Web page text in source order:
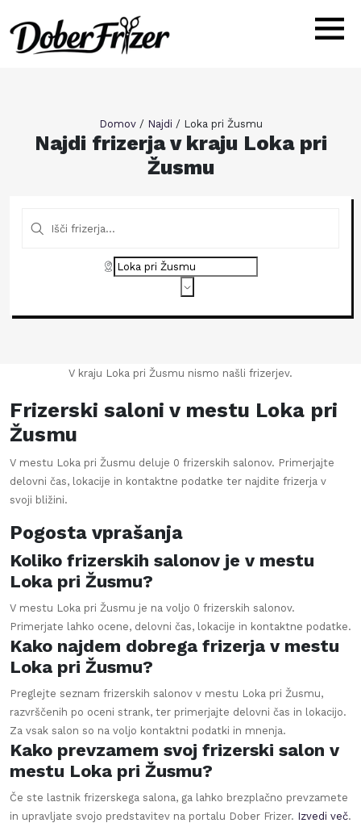
Domov/ Najdi / Loka pri Žusmu
Najdi frizerja v kraju Loka pri
Žusmu
V kraju Loka pri Žusmu nismo našli frizerjev.
Frizerski saloni v mestu Loka pri
Žusmu
V mestu Loka pri Žusmu deluje 0 frizerskih salonov. Primerjajte
delovni čas, lokacije in kontaktne podatke ter najdite frizerja v
svoji bližini.
Pogosta vprašanja
Koliko frizerskih salonov je v mestu
Loka pri Žusmu?
V mestu Loka pri Žusmu je na voljo 0 frizerskih salonov.
Primerjate lahko ocene, delovni čas, lokacije in kontaktne podatke.
Kako najdem dobrega frizerja v mestu
Loka pri Žusmu?
Preglejte seznam frizerskih salonov v mestu Loka pri Žusmu,
razvrščenih po oceni strank, ter primerjajte delovni čas in lokacijo.
Za vsak salon so na voljo kontaktni podatki in mnenja.
Kako prevzamem svoj frizerski salon v
mestu Loka pri Žusmu?
Če ste lastnik frizerskega salona, ga lahko brezplačno prevzamete
in upravljate svojo predstavitev na portalu Dober Frizer. Izvedi več.